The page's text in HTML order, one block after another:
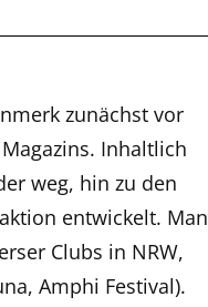
zunächst vor
Inhaltlich
weg, hin zu den
entwickelt. Man
Clubs in NRW,
Amphi Festival).